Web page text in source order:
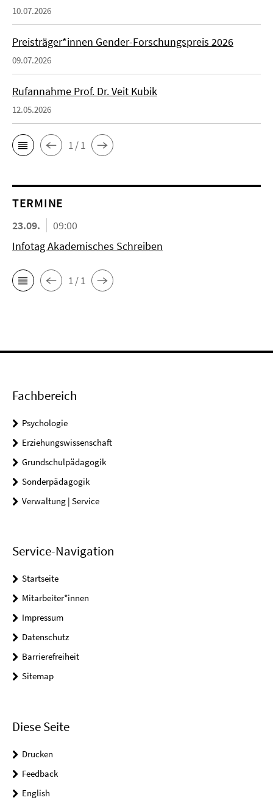
10.07.2026
Preisträger*innen Gender-Forschungspreis 2026
09.07.2026
Rufannahme Prof. Dr. Veit Kubik
12.05.2026
1 / 1
TERMINE
23.09.
09:00
Infotag Akademisches Schreiben
1 / 1
Fachbereich
Psychologie
Erziehungswissenschaft
Grundschulpädagogik
Sonderpädagogik
Verwaltung | Service
Service-Navigation
Startseite
Mitarbeiter*innen
Impressum
Datenschutz
Barrierefreiheit
Sitemap
Diese Seite
Drucken
Feedback
English